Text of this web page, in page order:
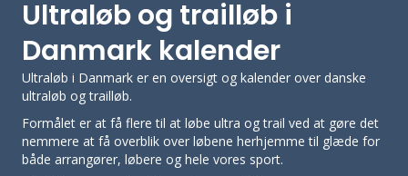
Ultraløb og trailløb i
Danmark kalender
Ultraløb i Danmark er en oversigt og kalender over danske
ultraløb og trailløb.
Formålet er at få flere til at løbe ultra og trail ved at gøre det
nemmere at få overblik over løbene herhjemme til glæde for
både arrangører, løbere og hele vores sport.